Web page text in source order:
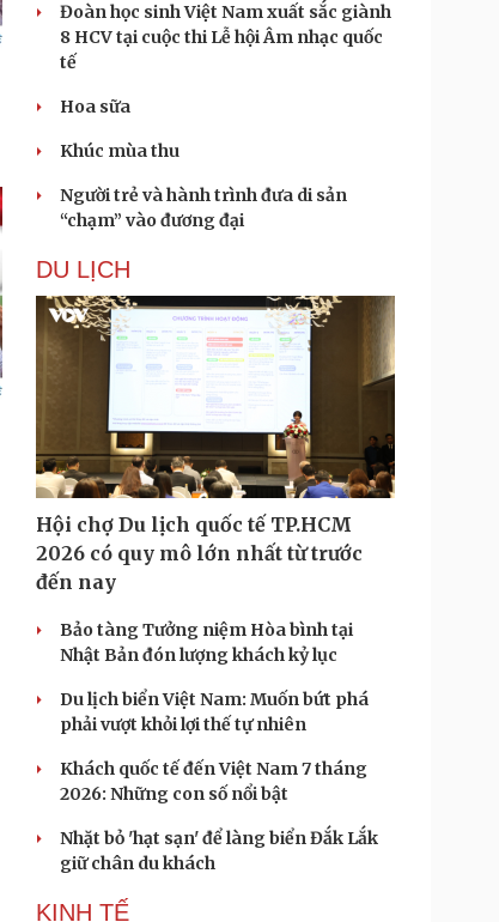
Đoàn học sinh Việt Nam xuất sắc giành
8 HCV tại cuộc thi Lễ hội Âm nhạc quốc
tế
Hoa sữa
Khúc mùa thu
Người trẻ và hành trình đưa di sản
“chạm” vào đương đại
DU LỊCH
Hội chợ Du lịch quốc tế TP.HCM
2026 có quy mô lớn nhất từ trước
đến nay
Bảo tàng Tưởng niệm Hòa bình tại
Nhật Bản đón lượng khách kỷ lục
Du lịch biển Việt Nam: Muốn bứt phá
phải vượt khỏi lợi thế tự nhiên
Khách quốc tế đến Việt Nam 7 tháng
2026: Những con số nổi bật
Nhặt bỏ 'hạt sạn' để làng biển Đắk Lắk
giữ chân du khách
KINH TẾ